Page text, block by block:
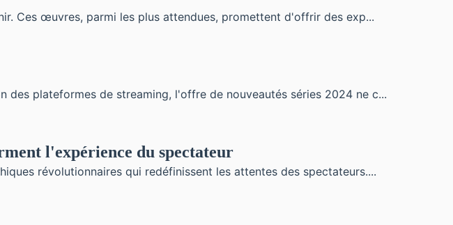
Ces œuvres, parmi les plus attendues, promettent d'offrir des exp...
des plateformes de streaming, l'offre de nouveautés séries 2024 ne c...
l'expérience du spectateur
révolutionnaires qui redéfinissent les attentes des spectateurs....